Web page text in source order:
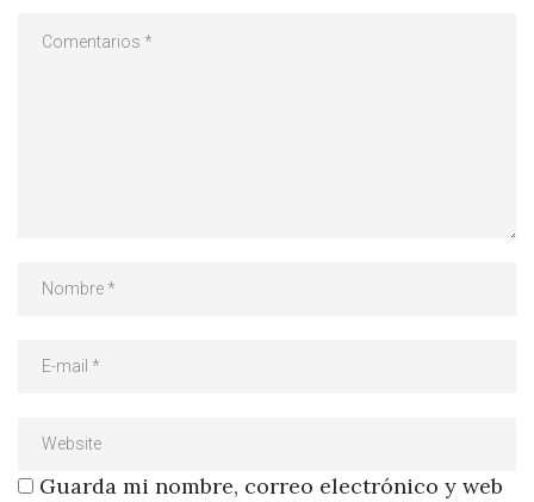
Guarda mi nombre, correo electrónico y web